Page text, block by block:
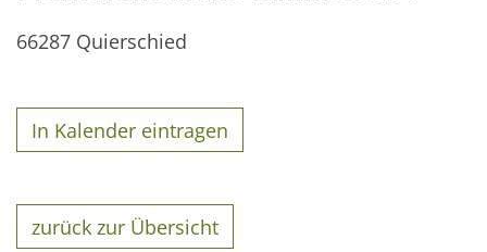
66287 Quierschied
In Kalender eintragen
zurück zur Übersicht